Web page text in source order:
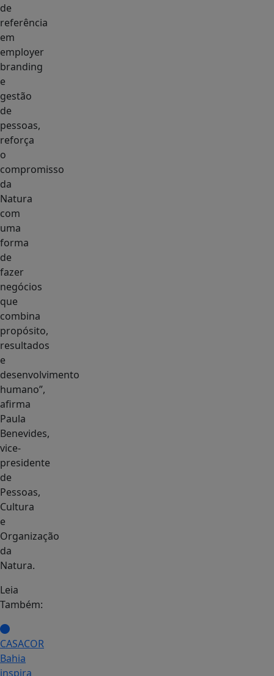
de
referência
em
employer
branding
e
gestão
de
pessoas,
reforça
o
compromisso
da
Natura
com
uma
forma
de
fazer
negócios
que
combina
propósito,
resultados
e
desenvolvimento
humano”,
afirma
Paula
Benevides,
vice-
presidente
de
Pessoas,
Cultura
e
Organização
da
Natura.
Leia
Também:
CASACOR
Bahia
inspira